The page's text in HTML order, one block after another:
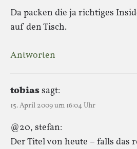
Da packen die ja richtiges
auf den Tisch.
Antworten
tobiassagt:
15. April 2009 um 16:04 Uhr
@20, stefan:
Der Titel von heute – falls das